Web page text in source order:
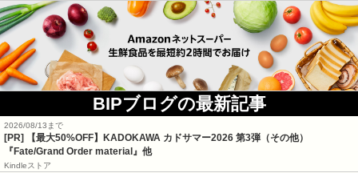
BIPブログの最新記事
2026/08/13まで
[PR]
【最大50%OFF】KADOKAWA カドサマー2026 第3弾（その他）
『Fate/Grand Order material』他
Kindleストア